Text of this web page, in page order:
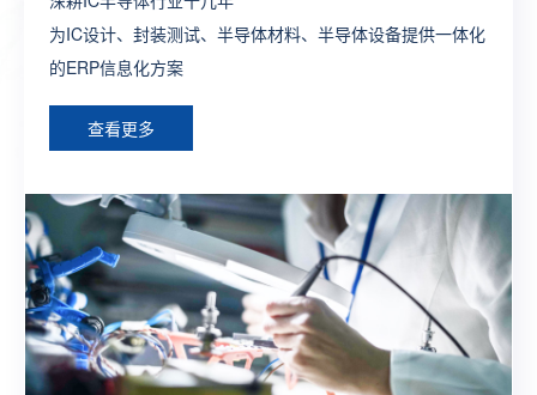
为IC设计、封装测试、半导体材料、半导体设备提供一体化
的ERP信息化方案
查看更多
构建完整的大供应链管理体系，提供各个层面个性化，行业
化的ERP定制方案
查看更多
为制造型企业构建数字化工厂整体型ERP系统方案
整合线上线下建立多渠道触达式消费体系，构建智慧型零售
综合型ERP方案
查看更多
外贸企业通过精细化管理实现效率最大化